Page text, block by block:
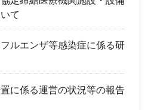
て
フルエンザ等感染症に係る研
に係る運営の状況等の報告